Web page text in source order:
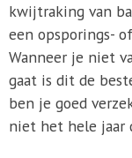
kwijtraking van
een opsporings-
Wanneer je niet
gaat is dit de
ben je goed
niet het hele jaar